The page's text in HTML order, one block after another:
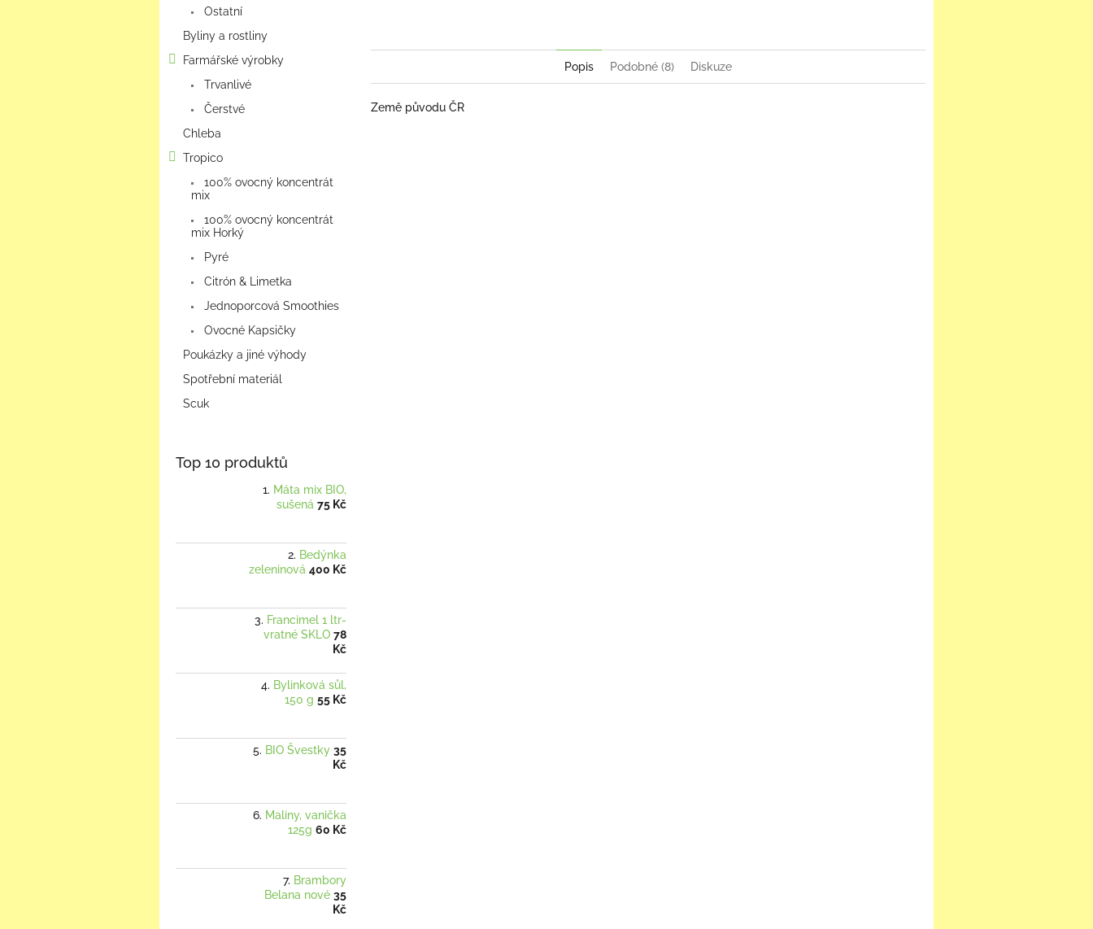
Ostatní
Byliny a rostliny
Farmářské výrobky
Trvanlivé
Čerstvé
Chleba
Tropico
100% ovocný koncentrát
mix
100% ovocný koncentrát
mix Horký
Pyré
Citrón & Limetka
Jednoporcová Smoothies
Ovocné Kapsičky
Poukázky a jiné výhody
Spotřební materiál
Scuk
Top 10 produktů
Máta mix BIO,
sušená 75 Kč
Bedýnka
zeleninová 400 Kč
Francimel 1 ltr-
vratné SKLO 78
Kč
Bylinková sůl,
150 g 55 Kč
BIO Švestky 35
Kč
Maliny, vanička
125g 60 Kč
Brambory
Belana nové 35
Kč
Popis Podobné (8) Diskuze
Země původu ČR